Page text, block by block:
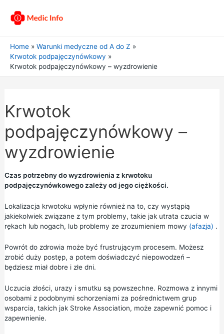
Home
Warunki medyczne od A do Z
Krwotok podpajęczynówkowy
Krwotok podpajęczynówkowy – wyzdrowienie
Krwotok
podpajęczynówkowy –
wyzdrowienie
Czas potrzebny do wyzdrowienia z krwotoku
podpajęczynówkowego zależy od jego ciężkości.
Lokalizacja krwotoku wpłynie również na to, czy wystąpią
jakiekolwiek związane z tym problemy, takie jak utrata czucia w
rękach lub nogach, lub problemy ze zrozumieniem mowy (afazja) .
Powrót do zdrowia może być frustrującym procesem. Możesz
zrobić duży postęp, a potem doświadczyć niepowodzeń –
będziesz miał dobre i złe dni.
Uczucia złości, urazy i smutku są powszechne. Rozmowa z innymi
osobami z podobnymi schorzeniami za pośrednictwem grup
wsparcia, takich jak Stroke Association, może zapewnić pomoc i
zapewnienie.